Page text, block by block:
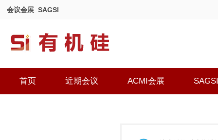
会议会展 SAGSI
首页 近期会议 ACMI会展 SAGSI